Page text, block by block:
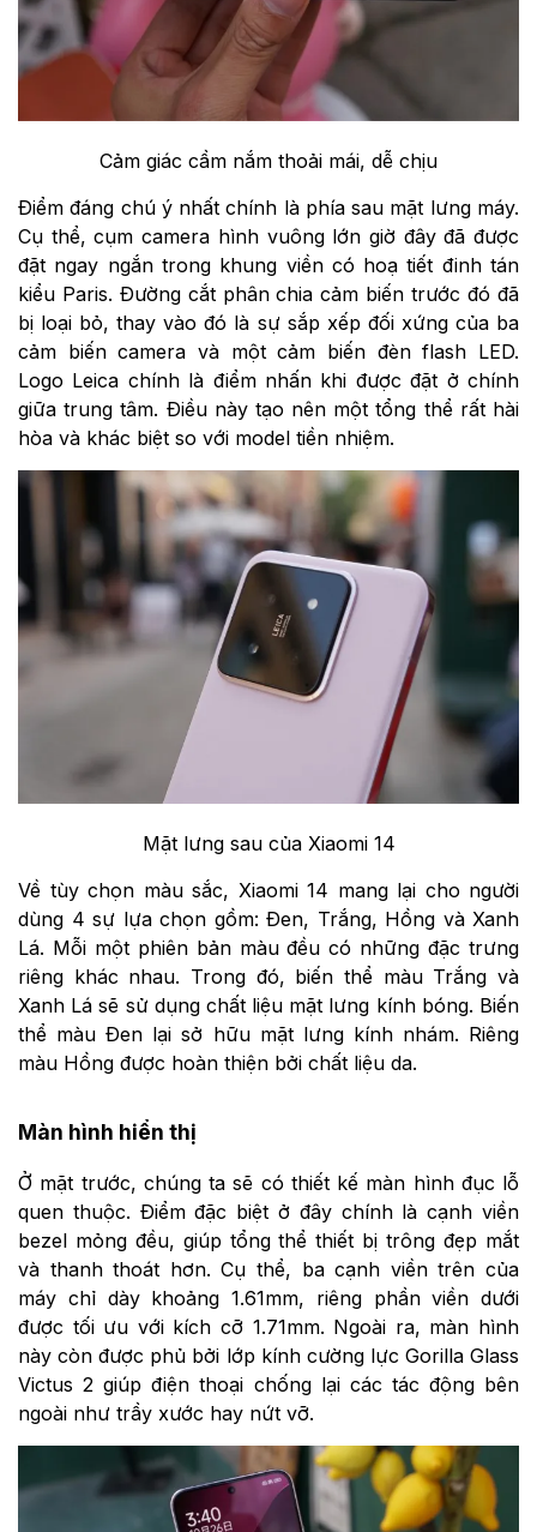
Cảm giác cầm nắm thoải mái, dễ chịu
Điểm đáng chú ý nhất chính là phía sau mặt lưng máy.
Cụ thể, cụm camera hình vuông lớn giờ đây đã được
đặt ngay ngắn trong khung viền có hoạ tiết đinh tán
kiểu Paris. Đường cắt phân chia cảm biến trước đó đã
bị loại bỏ, thay vào đó là sự sắp xếp đối xứng của ba
cảm biến camera và một cảm biến đèn flash LED.
Logo Leica chính là điểm nhấn khi được đặt ở chính
giữa trung tâm. Điều này tạo nên một tổng thể rất hài
hòa và khác biệt so với model tiền nhiệm.
Mặt lưng sau của Xiaomi 14
Về tùy chọn màu sắc, Xiaomi 14 mang lại cho người
dùng 4 sự lựa chọn gồm: Đen, Trắng, Hồng và Xanh
Lá. Mỗi một phiên bản màu đều có những đặc trưng
riêng khác nhau. Trong đó, biến thể màu Trắng và
Xanh Lá sẽ sử dụng chất liệu mặt lưng kính bóng. Biến
thể màu Đen lại sở hữu mặt lưng kính nhám. Riêng
màu Hồng được hoàn thiện bởi chất liệu da.
Màn hình hiển thị
Ở mặt trước, chúng ta sẽ có thiết kế màn hình đục lỗ
quen thuộc. Điểm đặc biệt ở đây chính là cạnh viền
bezel mỏng đều, giúp tổng thể thiết bị trông đẹp mắt
và thanh thoát hơn. Cụ thể, ba cạnh viền trên của
máy chỉ dày khoảng 1.61mm, riêng phần viền dưới
được tối ưu với kích cỡ 1.71mm. Ngoài ra, màn hình
này còn được phủ bởi lớp kính cường lực Gorilla Glass
Victus 2 giúp điện thoại chống lại các tác động bên
ngoài như trầy xước hay nứt vỡ.